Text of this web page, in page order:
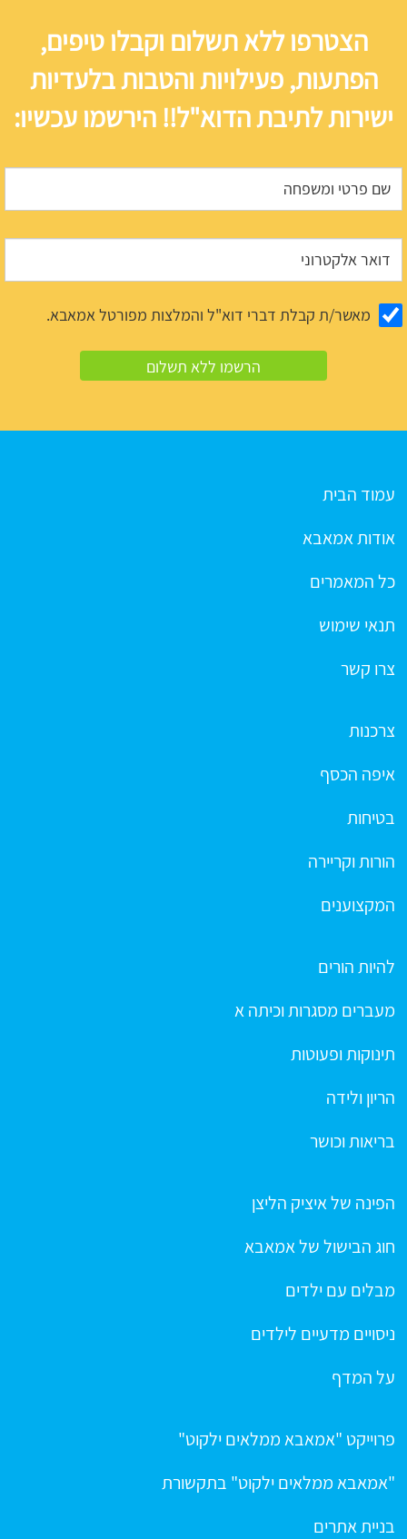
הצטרפו ללא תשלום וקבלו טיפים,
הפתעות, פעילויות והטבות בלעדיות
ישירות לתיבת הדוא"ל!! הירשמו עכשיו:
מאשר/ת קבלת דברי דוא"ל והמלצות מפורטל אמאבא.
עמוד הבית
אודות אמאבא
כל המאמרים
תנאי שימוש
צרו קשר
צרכנות
איפה הכסף
בטיחות
הורות וקריירה
המקצוענים
להיות הורים
מעברים מסגרות וכיתה א
תינוקות ופעוטות
הריון ולידה
בריאות וכושר
הפינה של איציק הליצן
חוג הבישול של אמאבא
מבלים עם ילדים
ניסויים מדעיים לילדים
על המדף
פרוייקט "אמאבא ממלאים ילקוט"
"אמאבא ממלאים ילקוט" בתקשורת
בניית אתרים